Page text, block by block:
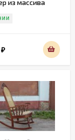
из массива
₽